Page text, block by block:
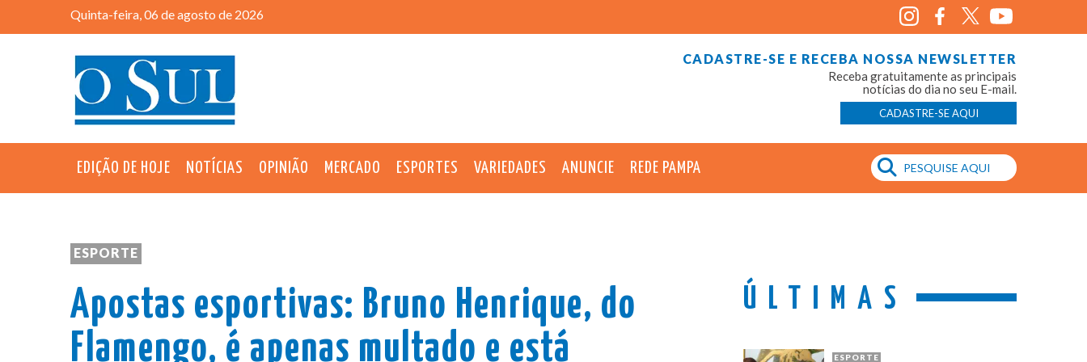
Quinta-feira, 06 de agosto de 2026
CADASTRE-SE E RECEBA NOSSA NEWSLETTER
Receba gratuitamente as principais
notícias do dia no seu E-mail.
CADASTRE-SE AQUI
EDIÇÃO DE HOJE NOTÍCIAS OPINIÃO MERCADO ESPORTES VARIEDADES ANUNCIE REDE PAMPA
ESPORTE
Apostas esportivas: Bruno Henrique, do
Flamengo, é apenas multado e está
ÚLTIMAS
ESPORTE